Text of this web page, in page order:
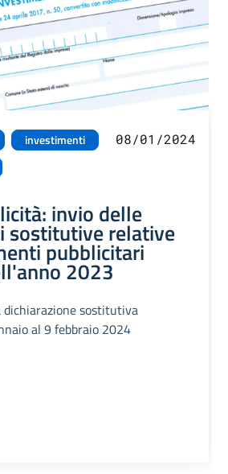
investimenti
08/01/2024
invio delle
sostitutive relative
pubblicitari
2023
dichiarazione sostitutiva
al 9 febbraio 2024